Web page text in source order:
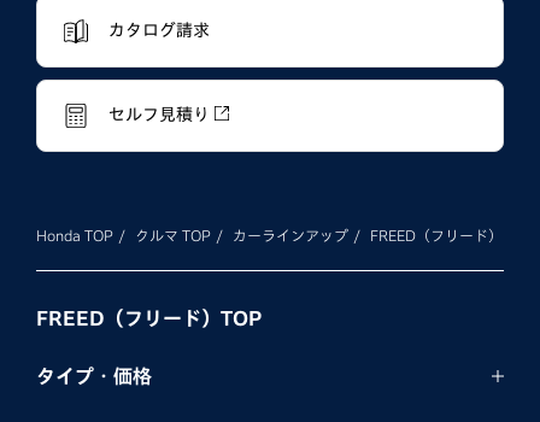
カタログ請求
セルフ見積り
Honda TOP クルマ TOP カーラインアップ FREED（フリード）
FREED（フリード）TOP
タイプ・価格